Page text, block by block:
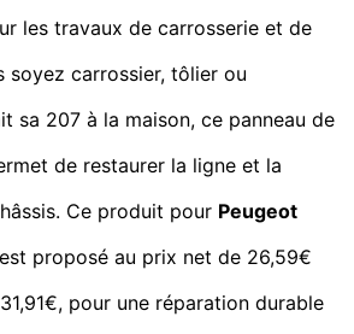
les travaux de carrosserie et de
soyez carrossier, tôlier ou
sa 207 à la maison, ce panneau de
de restaurer la ligne et la
Ce produit pour Peugeot
est proposé au prix net de 26,59€
pour une réparation durable